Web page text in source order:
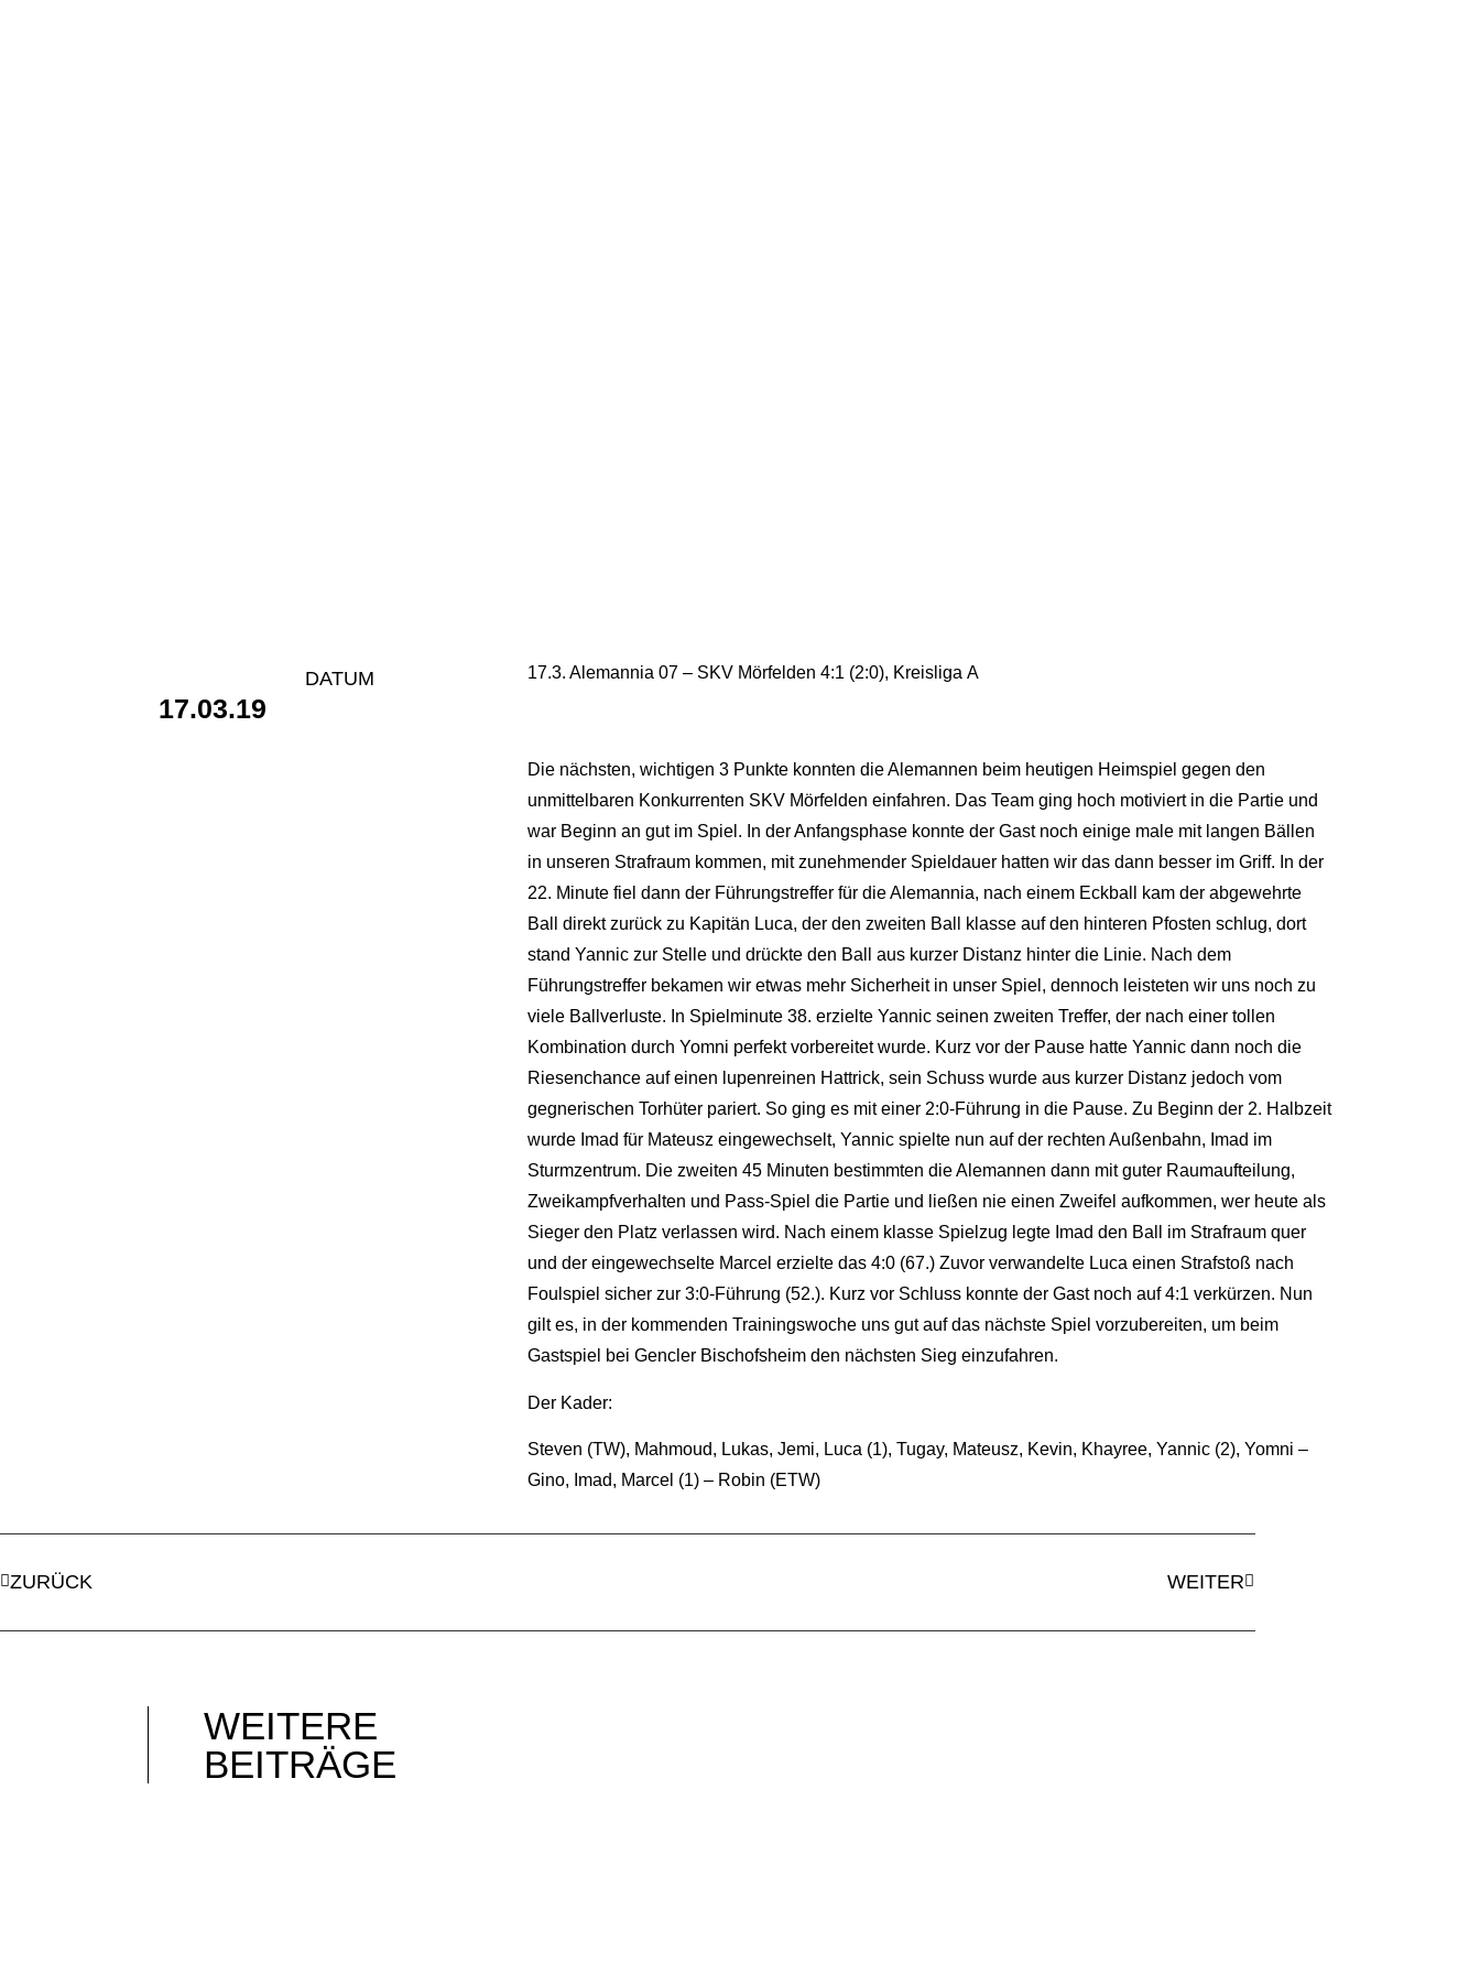
DATUM
17.03.19
17.3. Alemannia 07 – SKV Mörfelden 4:1 (2:0), Kreisliga A
Die nächsten, wichtigen 3 Punkte konnten die Alemannen beim heutigen Heimspiel gegen den
unmittelbaren Konkurrenten SKV Mörfelden einfahren. Das Team ging hoch motiviert in die Partie und
war Beginn an gut im Spiel. In der Anfangsphase konnte der Gast noch einige male mit langen Bällen
in unseren Strafraum kommen, mit zunehmender Spieldauer hatten wir das dann besser im Griff. In der
22. Minute fiel dann der Führungstreffer für die Alemannia, nach einem Eckball kam der abgewehrte
Ball direkt zurück zu Kapitän Luca, der den zweiten Ball klasse auf den hinteren Pfosten schlug, dort
stand Yannic zur Stelle und drückte den Ball aus kurzer Distanz hinter die Linie. Nach dem
Führungstreffer bekamen wir etwas mehr Sicherheit in unser Spiel, dennoch leisteten wir uns noch zu
viele Ballverluste. In Spielminute 38. erzielte Yannic seinen zweiten Treffer, der nach einer tollen
Kombination durch Yomni perfekt vorbereitet wurde. Kurz vor der Pause hatte Yannic dann noch die
Riesenchance auf einen lupenreinen Hattrick, sein Schuss wurde aus kurzer Distanz jedoch vom
gegnerischen Torhüter pariert. So ging es mit einer 2:0-Führung in die Pause. Zu Beginn der 2. Halbzeit
wurde Imad für Mateusz eingewechselt, Yannic spielte nun auf der rechten Außenbahn, Imad im
Sturmzentrum. Die zweiten 45 Minuten bestimmten die Alemannen dann mit guter Raumaufteilung,
Zweikampfverhalten und Pass-Spiel die Partie und ließen nie einen Zweifel aufkommen, wer heute als
Sieger den Platz verlassen wird. Nach einem klasse Spielzug legte Imad den Ball im Strafraum quer
und der eingewechselte Marcel erzielte das 4:0 (67.) Zuvor verwandelte Luca einen Strafstoß nach
Foulspiel sicher zur 3:0-Führung (52.). Kurz vor Schluss konnte der Gast noch auf 4:1 verkürzen. Nun
gilt es, in der kommenden Trainingswoche uns gut auf das nächste Spiel vorzubereiten, um beim
Gastspiel bei Gencler Bischofsheim den nächsten Sieg einzufahren.
Der Kader:
Steven (TW), Mahmoud, Lukas, Jemi, Luca (1), Tugay, Mateusz, Kevin, Khayree, Yannic (2), Yomni –
Gino, Imad, Marcel (1) – Robin (ETW)
ZURÜCK WEITER
WEITERE
BEITRÄGE